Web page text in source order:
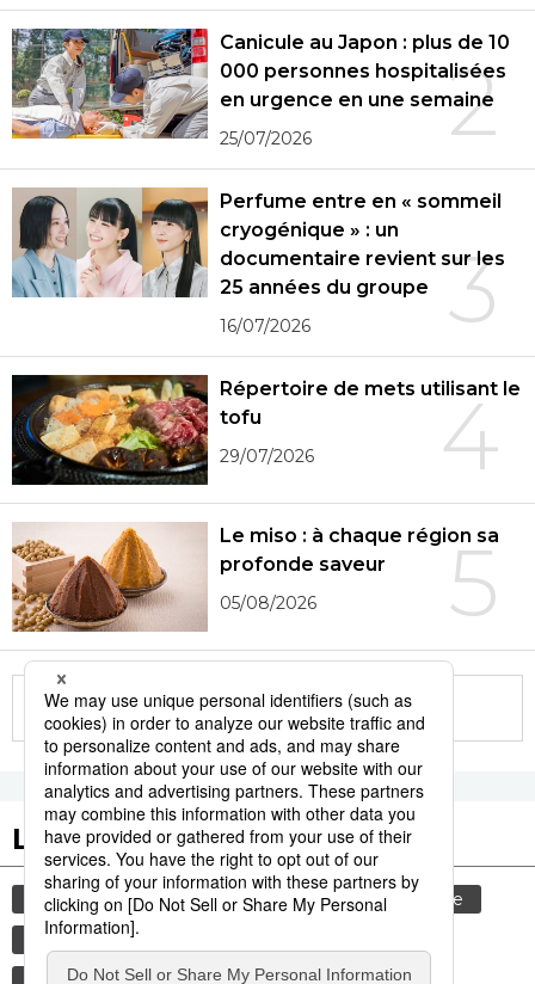
2
Canicule au Japon : plus de 10
000 personnes hospitalisées
en urgence en une semaine
25/07/2026
3
Perfume entre en « sommeil
cryogénique » : un
documentaire revient sur les
25 années du groupe
16/07/2026
4
Répertoire de mets utilisant le
tofu
29/07/2026
5
Le miso : à chaque région sa
profonde saveur
05/08/2026
More in this series
Les tags populaires
gastronomie culture aliment
histoire
société
tourisme